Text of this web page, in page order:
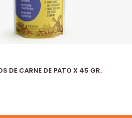
DE CARNE DE PATO X 45 GR.